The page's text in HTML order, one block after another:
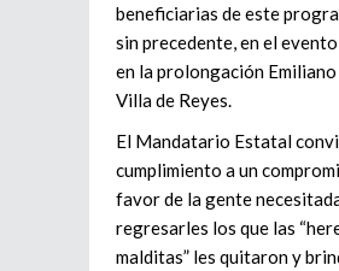
beneficiarias de este
sin precedente, en el
en la prolongación
Villa de Reyes.
El Mandatario Estatal
cumplimiento a un
favor de la gente
regresarles los que las
malditas” les quitaron y